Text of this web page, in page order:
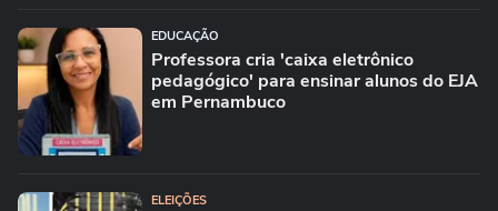
EDUCAÇÃO
Professora cria 'caixa eletrônico
pedagógico' para ensinar alunos do EJA
em Pernambuco
ELEIÇÕES